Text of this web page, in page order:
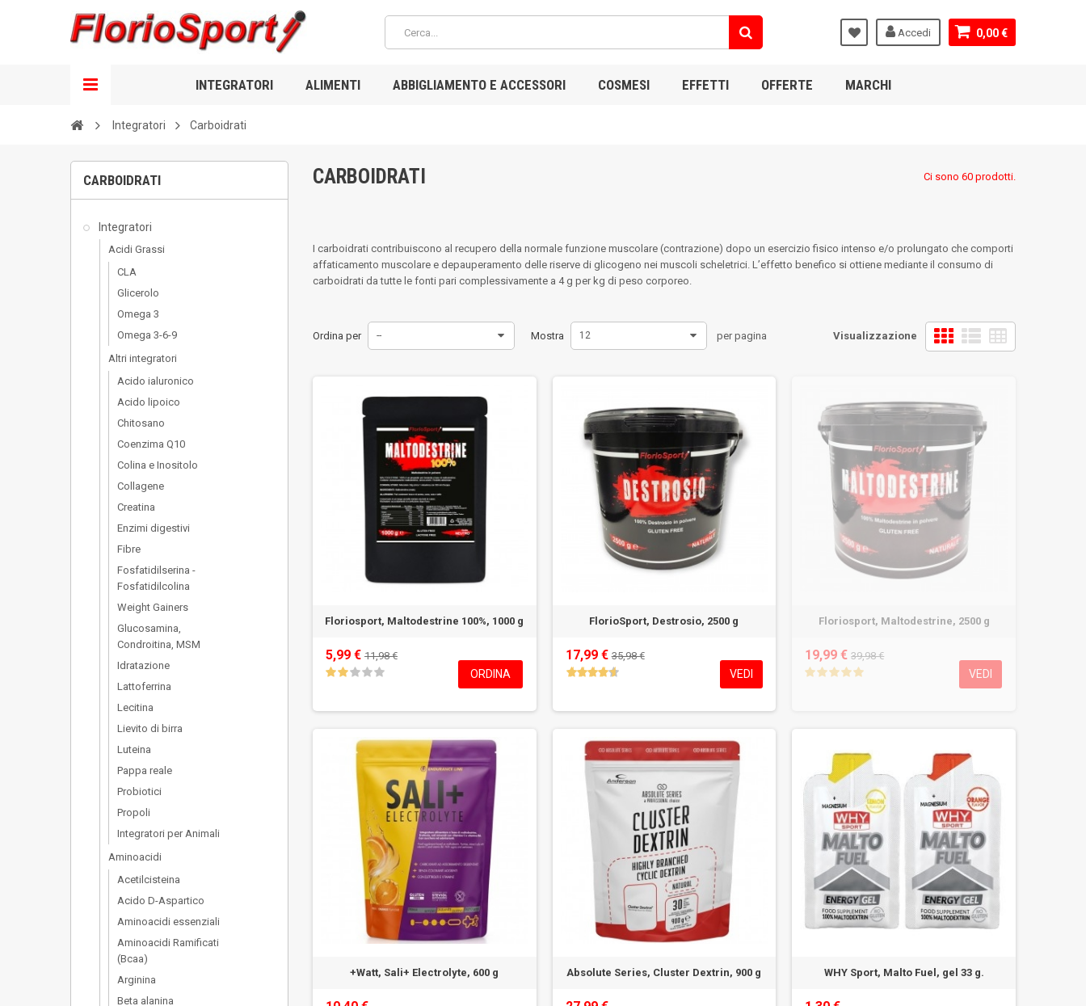
0,00 €
Accedi
INTEGRATORI ALIMENTI ABBIGLIAMENTO E ACCESSORI COSMESI EFFETTI OFFERTE MARCHI
Integratori Carboidrati
CARBOIDRATI
Integratori
Acidi Grassi
CLA
Glicerolo
Omega 3
Omega 3-6-9
Altri integratori
Acido ialuronico
Acido lipoico
Chitosano
Coenzima Q10
Colina e Inositolo
Collagene
Creatina
Enzimi digestivi
Fibre
Fosfatidilserina -
Fosfatidilcolina
Weight Gainers
Glucosamina,
Condroitina, MSM
Idratazione
Lattoferrina
Lecitina
Lievito di birra
Luteina
Pappa reale
Probiotici
Propoli
Integratori per Animali
Aminoacidi
Acetilcisteina
Acido D-Aspartico
Aminoacidi essenziali
Aminoacidi Ramificati
(Bcaa)
Arginina
Beta alanina
CARBOIDRATI Ci sono 60 prodotti.
I carboidrati contribuiscono al recupero della normale funzione muscolare (contrazione) dopo un esercizio fisico intenso e/o prolungato che comporti
affaticamento muscolare e depauperamento delle riserve di glicogeno nei muscoli scheletrici. L’effetto benefico si ottiene mediante il consumo di
carboidrati da tutte le fonti pari complessivamente a 4 g per kg di peso corporeo.
Visualizzazione
Ordina per -- Mostra 12 per pagina
Floriosport, Maltodestrine 100%, 1000 g
5,99 € 11,98 €
ORDINA
FlorioSport, Destrosio, 2500 g
17,99 €35,98 €
VEDI
Floriosport, Maltodestrine, 2500 g
19,99 €39,98 €
VEDI
+Watt, Sali+ Electrolyte, 600 g Absolute Series, Cluster Dextrin, 900 g WHY Sport, Malto Fuel, gel 33 g.